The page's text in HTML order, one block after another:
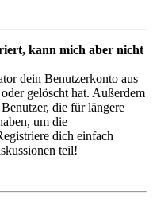
kann mich aber nicht
dein Benutzerkonto aus
gelöscht hat. Außerdem
die für längere
um die
dich einfach
teil!